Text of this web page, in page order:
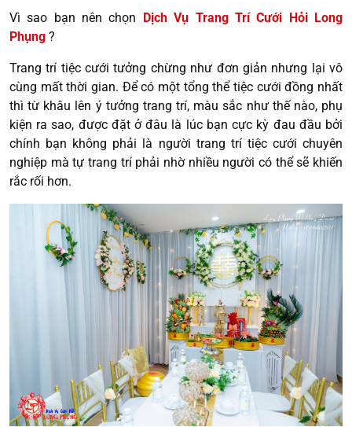
Vì sao bạn nên chọn Dịch Vụ Trang Trí Cưới Hỏi Long
Phụng ?
Trang trí tiệc cưới tưởng chừng như đơn giản nhưng lại vô
cùng mất thời gian. Để có một tổng thể tiệc cưới đồng nhất
thì từ khâu lên ý tưởng trang trí, màu sắc như thế nào, phụ
kiện ra sao, được đặt ở đâu là lúc bạn cực kỳ đau đầu bởi
chính bạn không phải là người trang trí tiệc cưới chuyên
nghiệp mà tự trang trí phải nhờ nhiều người có thể sẽ khiến
rắc rối hơn.